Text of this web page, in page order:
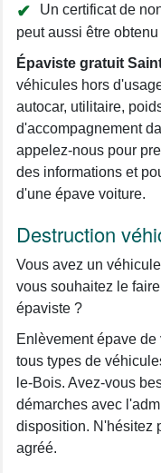
Un certificat de
peut aussi être
Épaviste gratuit
véhicules hors
autocar, utilitaire,
d'accompagnement
appelez-nous pour
des informations et
d'une épave voiture.
Destruction
Vous avez un
vous souhaitez le
épaviste ?
Enlèvement épave
tous types de
le-Bois. Avez-vous
démarches avec
disposition. N'hésitez
agréé.